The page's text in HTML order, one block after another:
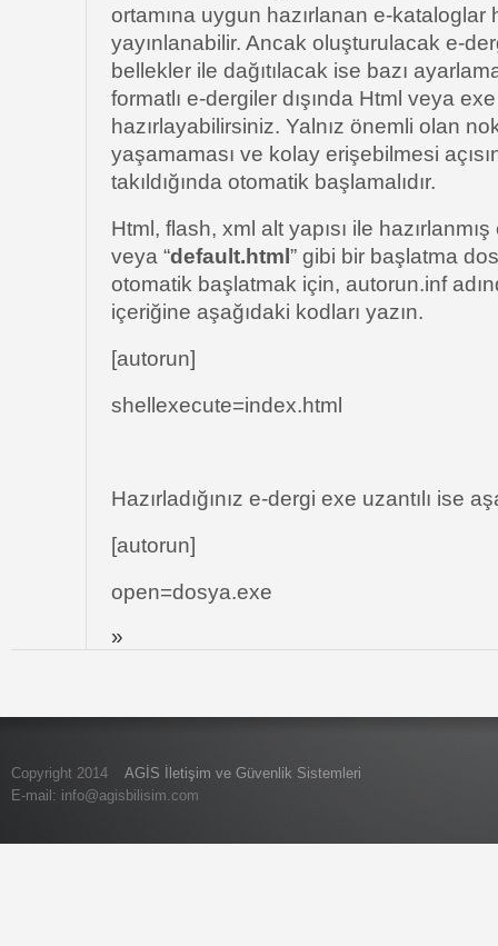
ortamına uygun hazırlanan e-kataloglar
yayınlanabilir. Ancak oluşturulacak e-
bellekler ile dağıtılacak ise bazı
formatlı e-dergiler dışında Html veya
hazırlayabilirsiniz. Yalnız önemli olan
yaşamaması ve kolay erişebilmesi
takıldığında otomatik başlamalıdır.
Html, flash, xml alt yapısı ile
veya “default.html ” gibi bir başlatma
otomatik başlatmak için, autorun.inf
içeriğine aşağıdaki kodları yazın.
[autorun]
shellexecute=index.html
Hazırladığınız e-dergi exe uzantılı ise
[autorun]
open=dosya.exe
»
Copyright 2014
AGİS İletişim ve Güvenlik Sistemleri
E-mail: info@agisbilisim.com